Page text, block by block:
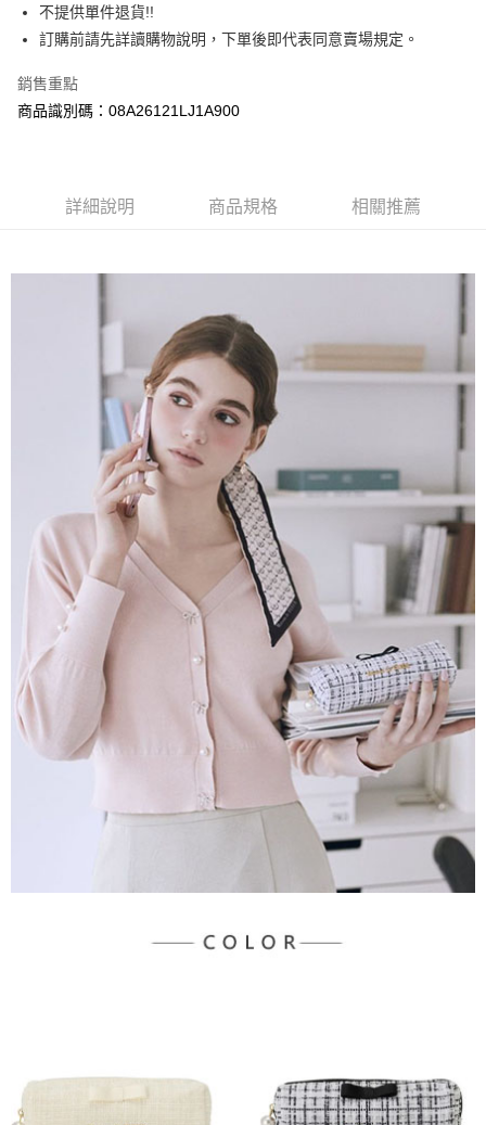
元大商業銀行
玉山商業銀行
星展（台灣）商業銀行
台灣樂天信用卡公司
悠遊付
大哥付你分期
相關說明
流程，驗證手機門號後，選擇欲分期的期數、繳款截止日，確認付款後即完
【繳款方式說明】
1.分期款項不併入電信帳單，「大哥付你分期」於每月結算日後寄送繳費提
2.透過簡訊連結打開帳單後，可選擇「超商條碼／台灣大直營門市／銀行轉
帳／街口支付／iPASS MONEY」等通路繳費。
1.本服務係由「台灣大哥大股份有限公司」（以下簡稱本公司）所提供，讓
用戶於交易時，得透過本服務購買商品或服務，並由商店將買賣／分期付款
買賣價金債權讓與本公司後，依約使用本公司帳單繳交帳款。
2.基於同意付款使用「大哥付你分期」之契約關係目的，商店將以您的個人
資料（包含姓名、電話或地址）提供予台灣大哥大進項蒐集、處理及利用，
由本公司與您本人進行分期帳單所需資料之確認、核對及更正。
3.完整用戶服務條款，請詳閱以下連結：https://oppay.tw/userRule
【關於「AFTEE先享後付」】
１．簡單：不需註冊會員、不需綁卡、不需儲值。
３．安心：先確認商品／服務後，再付款。
【「AFTEE先享後付」結帳流程】
１．於結帳方式選擇「AFTEE先享後付」後，將跳轉至「AFTEE先享後付」
結帳頁面，進行簡訊認證並確認金額後，即可完成結帳。
２．訂單成立數日內，您將收到繳費通知簡訊。
３．收到繳費通知簡訊後14天內，點擊此簡訊中的連結，可透過四大超商／
ATM／網路銀行／等多元方式進行付款，方視為交易完成。
※ 請注意：結帳手續完成當下不需立刻繳費，但若您需要取消訂單，請聯絡
購買商品的店家。未經商家同意取消之訂單仍視為有效，需透過AFTEE先享
後付繳納相關費用。
※ 交易是否成功請以「AFTEE先享後付 」之結帳頁面顯示為準，若有關於
是否繳費成功／繳費後需取消欲退款等相關疑問，請聯繫「AFTEE先享後付
客戶支援中心」
https://netprotections.freshdesk.com/support/home
【注意事項】
１．透過由恩沛科技股份有限公司提供之「AFTEE先享後付」服務完成之交
易，需依本服務之必要範圍內提供個人資料，並將交易相關給付款項請求債
權轉讓予恩沛科技股份有限公司。
２．關於個人資料處理事宜，請瀏覽以下網址：
https://aftee.tw/terms/#terms3
３．未成年的使用者請事先徵得法定代理人或監護人之同意方可使用
「AFTEE先享後付」，若未經同意申辦者引起之損失，本公司不負相關責
任。
４．使用「AFTEE先享後付」時，將依據個別帳號之用戶狀況，依本公司即
時審查核予不同之上限額度；若仍有額度不足之情形，本公司將視審查結果
請求用戶進行身份認證。
５．嚴禁一人註冊多個帳號或使用他人資訊註冊。若發現惡意使用之情形，
恩沛科技股份有限公司將有權停止該用戶之使用額度並採取法律行動。
每筆NT$60，滿NT$388(含以上)免運費
每筆NT$60，滿NT$388(含以上)免運費
萊爾富取貨付款
每筆NT$60，滿NT$888(含以上)免運費
萊爾富純取貨
每筆NT$60，滿NT$888(含以上)免運費
7-11取貨付款
每筆NT$60，滿NT$888(含以上)免運費
7-11純取貨
每筆NT$60，滿NT$888(含以上)免運費
宅配
每筆NT$90，滿NT$888(含以上)免運費
不提供單件退貨!!
訂購前請先詳讀購物說明，下單後即代表同意賣場規定。
銷售重點
商品識別碼：08A26121LJ1A900
詳細說明 商品規格 相關推薦